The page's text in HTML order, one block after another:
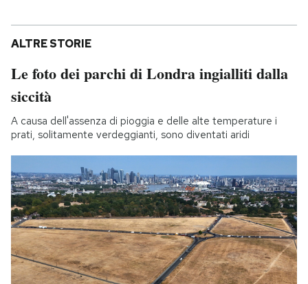
ALTRE STORIE
Le foto dei parchi di Londra ingialliti dalla
siccità
A causa dell'assenza di pioggia e delle alte temperature i
prati, solitamente verdeggianti, sono diventati aridi